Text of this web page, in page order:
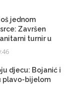
jednom
Završen
turnir u
djecu: Bojanić i
plavo-bijelom